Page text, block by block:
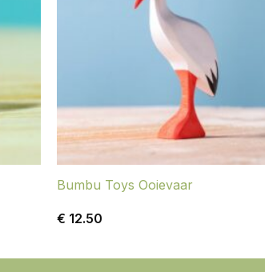
Bumbu Toys Ooievaar
€ 12.50